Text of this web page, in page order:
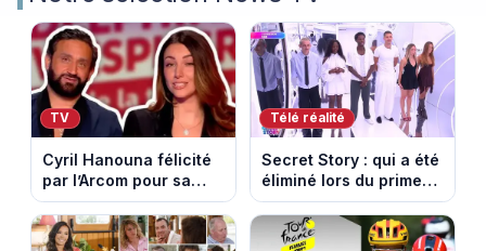
TV
Cyril Hanouna félicité
par l’Arcom pour sa
maîtrise de l’antenne
face aux propos de
Delphine Wespiser sur
Télé réalité
Secret Story : qui a été
éliminé lors du prime
du 6 août 2026 sur
TMC ?